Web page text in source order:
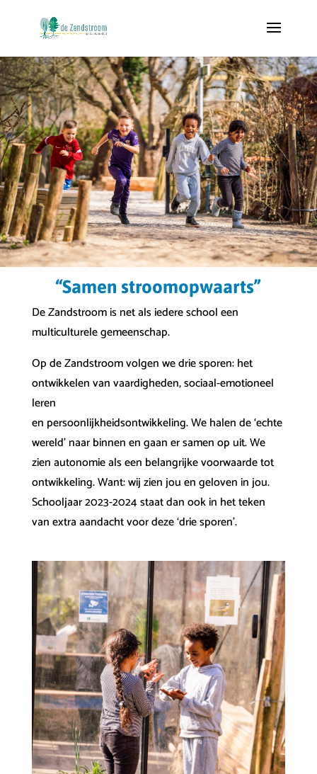
“Samen stroomopwaarts”
De Zandstroom is net als iedere school een
multiculturele gemeenschap.
Op de Zandstroom volgen we drie sporen: het
ontwikkelen van vaardigheden, sociaal-emotioneel
leren
en persoonlijkheidsontwikkeling. We halen de ‘echte
wereld’ naar binnen en gaan er samen op uit. We
zien autonomie als een belangrijke voorwaarde tot
ontwikkeling. Want: wij zien jou en geloven in jou.
Schooljaar 2023-2024 staat dan ook in het teken
van extra aandacht voor deze ‘drie sporen’.